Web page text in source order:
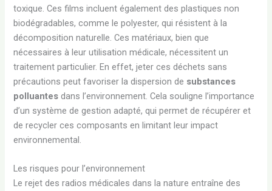
toxique. Ces films incluent également des plastiques non
biodégradables, comme le polyester, qui résistent à la
décomposition naturelle. Ces matériaux, bien que
nécessaires à leur utilisation médicale, nécessitent un
traitement particulier. En effet, jeter ces déchets sans
précautions peut favoriser la dispersion de substances
polluantes dans l’environnement. Cela souligne l’importance
d’un système de gestion adapté, qui permet de récupérer et
de recycler ces composants en limitant leur impact
environnemental.
Les risques pour l’environnement
Le rejet des radios médicales dans la nature entraîne des